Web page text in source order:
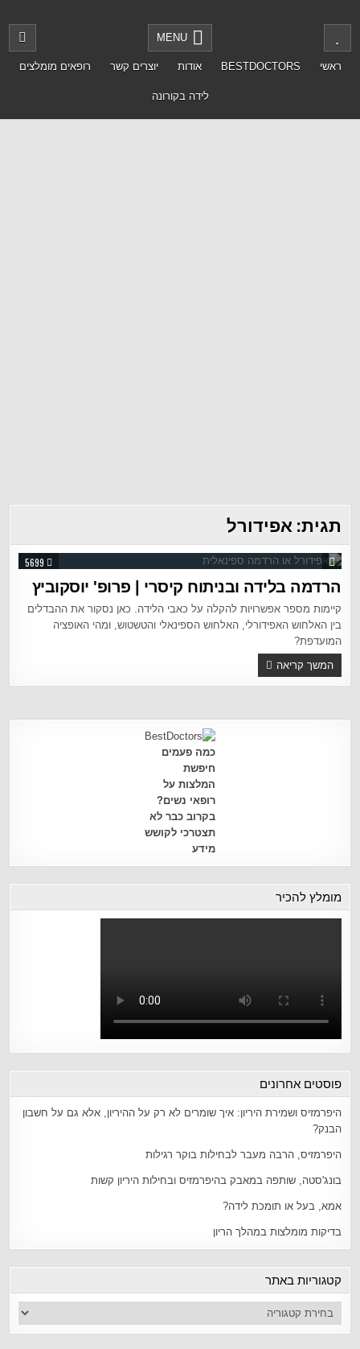
MENU
ראשי BESTDOCTORS אודות יוצרים קשר רופאים מומלצים
לידה בקורונה
תגית:אפידורל
5699
הרדמה בלידה ובניתוח קיסרי | פרופ' יוסקוביץ
קיימות מספר אפשרויות להקלה על כאבי הלידה. כאן נסקור את ההבדלים
בין האלחוש האפידורלי, האלחוש הספינאלי והטשטוש, ומהי האופציה
המועדפת?
המשך קריאה
כמה פעמים
חיפשת
המלצות על
רופאי נשים?
בקרוב כבר לא
תצטרכי לקושש
מידע
מומלץ להכיר
פוסטים אחרונים
היפרמזיס ושמירת היריון: איך שומרים לא רק על ההיריון, אלא גם על חשבון
הבנק?
היפרמזיס, הרבה מעבר לבחילות בוקר רגילות
בונג'סטה, שותפה במאבק בהיפרמזיס ובחילות היריון קשות
אמא, בעל או תומכת לידה?
בדיקות מומלצות במהלך הריון
קטגוריות באתר